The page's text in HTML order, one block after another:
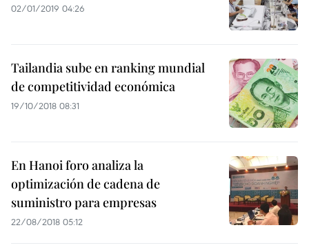
02/01/2019 04:26
Tailandia sube en ranking mundial
de competitividad económica
19/10/2018 08:31
En Hanoi foro analiza la
optimización de cadena de
suministro para empresas
22/08/2018 05:12